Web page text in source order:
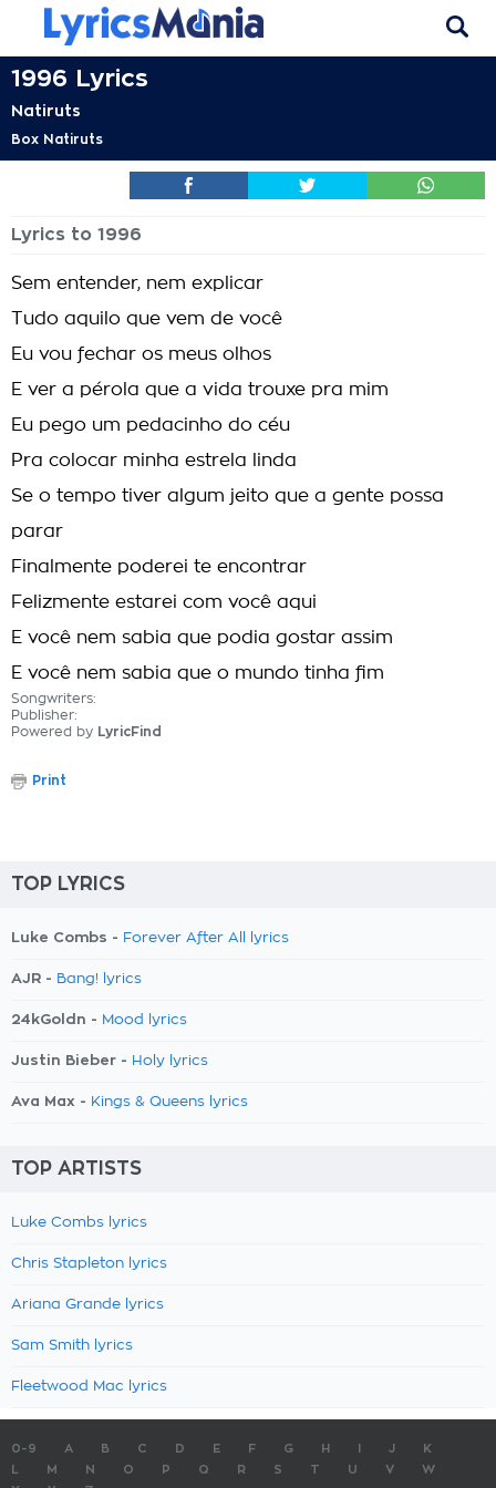
1996 Lyrics
Natiruts
Box Natiruts
Lyrics to 1996
Sem entender, nem explicar
Tudo aquilo que vem de você
Eu vou fechar os meus olhos
E ver a pérola que a vida trouxe pra mim
Eu pego um pedacinho do céu
Pra colocar minha estrela linda
Se o tempo tiver algum jeito que a gente possa
parar
Finalmente poderei te encontrar
Felizmente estarei com você aqui
E você nem sabia que podia gostar assim
E você nem sabia que o mundo tinha fim
Songwriters:
Publisher:
Powered by LyricFind
Print
TOP LYRICS
Luke Combs - Forever After All lyrics
AJR - Bang! lyrics
24kGoldn - Mood lyrics
Justin Bieber - Holy lyrics
Ava Max - Kings & Queens lyrics
TOP ARTISTS
Luke Combs lyrics
Chris Stapleton lyrics
Ariana Grande lyrics
Sam Smith lyrics
Fleetwood Mac lyrics
0-9 A B C D E F G H J
K
M N O P Q R S T U V
W